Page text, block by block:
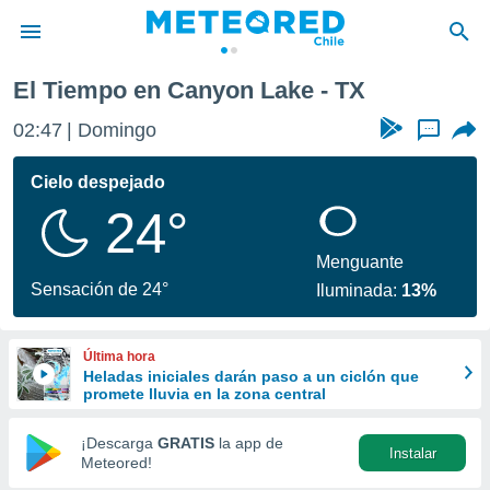
de
por
se
calidad.
a este
las
y
forma
digital
basada
El Tiempo en Canyon Lake - TX
02:47 Domingo ...
Cielo despejado
24°
Sensación de 24°
Menguante
Iluminada: 13%
Última hora
Heladas iniciales darán paso a un ciclón que
promete lluvia en la zona central
¡Descarga GRATIS la app de
Meteored!
Instalar